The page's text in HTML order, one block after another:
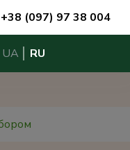
+38 (097) 97 38 004
UA RU